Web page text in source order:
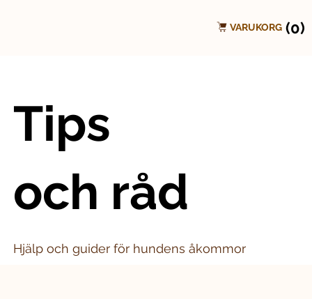
VARUKORG (0)
Tips
och råd
Hjälp och guider för hundens åkommor